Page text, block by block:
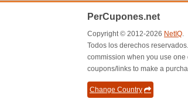
PerCupones.net
Copyright © 2012-2026 NetIQ.
Todos los derechos
commission when you use one
coupons/links to make a
Change Country